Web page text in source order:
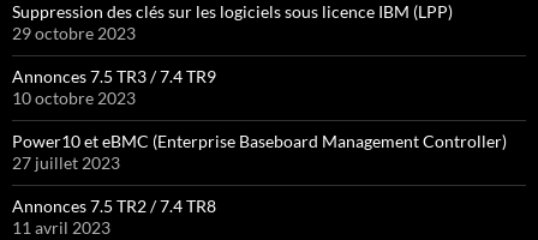
Suppression des clés sur les logiciels sous licence IBM (LPP)
29 octobre 2023
Annonces 7.5 TR3 / 7.4 TR9
10 octobre 2023
Power10 et eBMC (Enterprise Baseboard Management Controller)
27 juillet 2023
Annonces 7.5 TR2 / 7.4 TR8
11 avril 2023